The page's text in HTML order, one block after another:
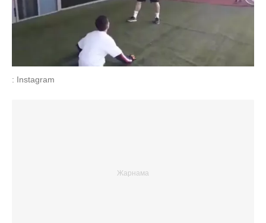
: Instagram